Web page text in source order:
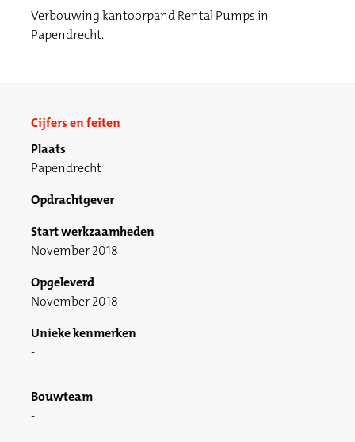
Verbouwing kantoorpand Rental Pumps in
Papendrecht.
Cijfers en feiten
Plaats
Papendrecht
Opdrachtgever
Start werkzaamheden
November 2018
Opgeleverd
November 2018
Unieke kenmerken
Bouwteam